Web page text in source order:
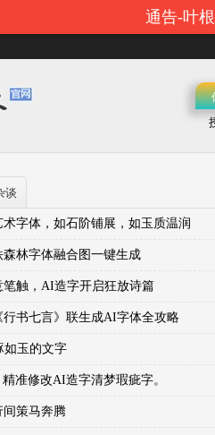
通告-叶
谈
字体，如石阶铺展，如玉质温润
林字体融合图一键生成
触，AI造字开启狂放诗篇
书七言》联生成AI字体全攻略
如玉的文字
准修改AI造字清梦瑕疵字。
策马奔腾